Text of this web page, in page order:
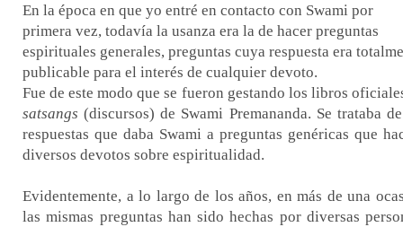
En la época en que yo entré en contacto con Swami por
primera vez, todavía la usanza era la de hacer preguntas
espirituales generales, preguntas cuya respuesta era
publicable para el interés de cualquier devoto.
Fue de este modo que se fueron gestando los libros
satsangs (discursos) de Swami Premananda. Se trataba
respuestas que daba Swami a preguntas genéricas que
diversos devotos sobre espiritualidad.
Evidentemente, a lo largo de los años, en más de una
las mismas preguntas han sido hechas por diversas